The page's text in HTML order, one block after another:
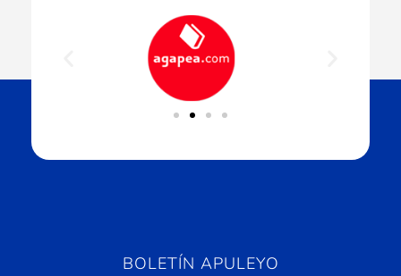
BOLETÍN APULEYO